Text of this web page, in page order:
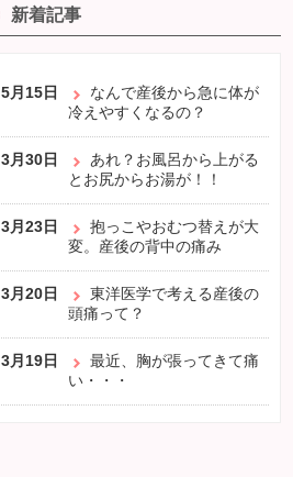
新着記事
5月15日
なんで産後から急に体が
冷えやすくなるの？
3月30日
あれ？お風呂から上がる
とお尻からお湯が！！
3月23日
抱っこやおむつ替えが大
変。産後の背中の痛み
3月20日
東洋医学で考える産後の
頭痛って？
3月19日
最近、胸が張ってきて痛
い・・・